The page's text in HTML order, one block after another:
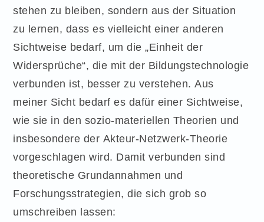
stehen zu bleiben, sondern aus der Situation
zu lernen, dass es vielleicht einer anderen
Sichtweise bedarf, um die „Einheit der
Widersprüche“, die mit der Bildungstechnologie
verbunden ist, besser zu verstehen. Aus
meiner Sicht bedarf es dafür einer Sichtweise,
wie sie in den sozio-materiellen Theorien und
insbesondere der Akteur-Netzwerk-Theorie
vorgeschlagen wird. Damit verbunden sind
theoretische Grundannahmen und
Forschungsstrategien, die sich grob so
umschreiben lassen: